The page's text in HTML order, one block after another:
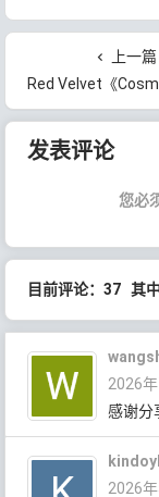
上一篇
Red Velvet《Cosmic》[无损FLAC/MP3/
文章导航
发表评论
您必
目前评论：37 其
2026
感谢分
2026